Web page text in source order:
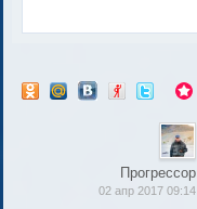
Прогрессор
02 апр 2017 09:14